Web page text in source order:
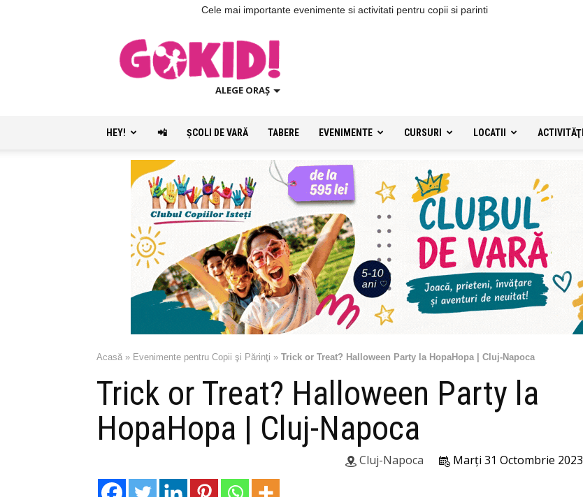
Cele mai importante evenimente si activitati pentru copii si parinti
ALEGE ORAȘ
HEY! 📲 ŞCOLI DE VARĂ TABERE EVENIMENTE CURSURI LOCATII ACTIVITĂŢI
Acasă » Evenimente pentru Copii şi Părinţi » Trick or Treat? Halloween Party la HopaHopa | Cluj-Napoca
Trick or Treat? Halloween Party la
HopaHopa | Cluj-Napoca
Marți 31 Octombrie 2023
Cluj-Napoca